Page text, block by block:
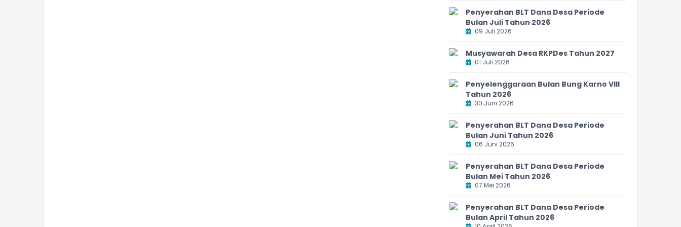
Penyerahan BLT Dana Desa Periode
Bulan Juli Tahun 2026
09 Juli 2026
Musyawarah Desa RKPDes Tahun 2027
01 Juli 2026
Penyelenggaraan Bulan Bung Karno VIII
Tahun 2026
30 Juni 2026
Penyerahan BLT Dana Desa Periode
Bulan Juni Tahun 2026
06 Juni 2026
Penyerahan BLT Dana Desa Periode
Bulan Mei Tahun 2026
07 Mei 2026
Penyerahan BLT Dana Desa Periode
Bulan April Tahun 2026